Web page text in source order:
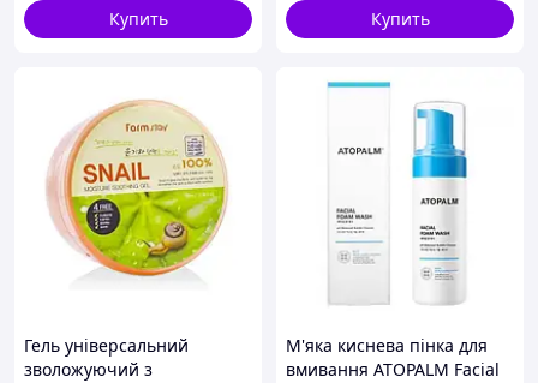
Купить Купить
Гель універсальний
зволожуючий з
М'яка киснева пінка для
вмивання ATOPALM Facial